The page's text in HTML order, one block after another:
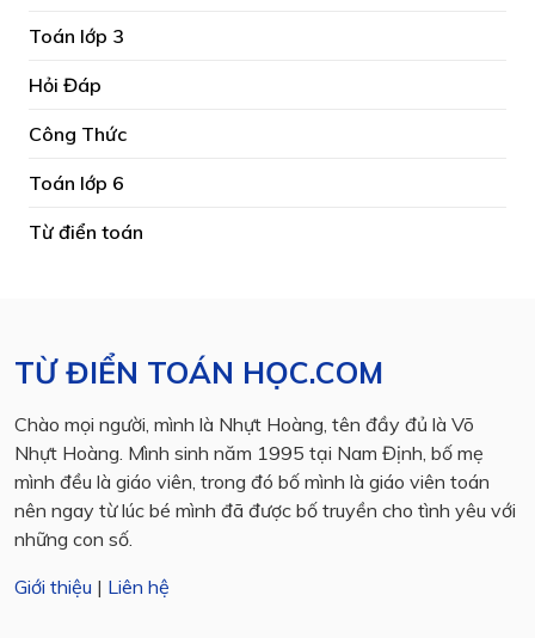
Toán lớp 3
Hỏi Đáp
Công Thức
Toán lớp 6
Từ điển toán
TỪ ĐIỂN TOÁN HỌC.COM
Chào mọi người, mình là Nhựt Hoàng, tên đầy đủ là Võ
Nhựt Hoàng. Mình sinh năm 1995 tại Nam Định, bố mẹ
mình đều là giáo viên, trong đó bố mình là giáo viên toán
nên ngay từ lúc bé mình đã được bố truyền cho tình yêu với
những con số.
Giới thiệu | Liên hệ